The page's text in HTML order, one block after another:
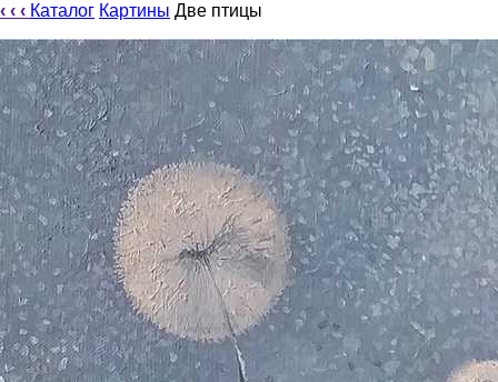
‹ ‹ ‹ Каталог Картины Две птицы